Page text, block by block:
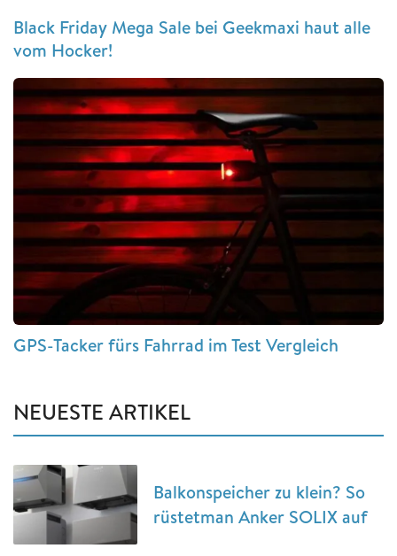
Black Friday Mega Sale bei Geekmaxi haut alle
vom Hocker!
GPS-Tacker fürs Fahrrad im Test Vergleich
NEUESTE ARTIKEL
Balkonspeicher zu klein? So
rüstetman Anker SOLIX auf